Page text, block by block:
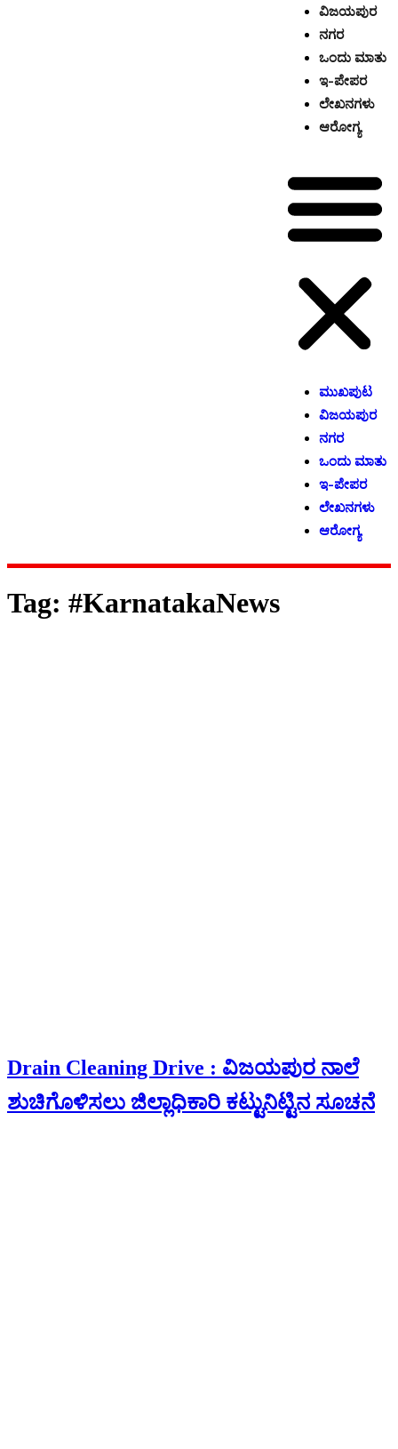
ವಿಜಯಪುರ
ನಗರ
ಒಂದು ಮಾತು
ಇ-ಪೇಪರ
ಲೇಖನಗಳು
ಆರೋಗ್ಯ
ಮುಖಪುಟ
ವಿಜಯಪುರ
ನಗರ
ಒಂದು ಮಾತು
ಇ-ಪೇಪರ
ಲೇಖನಗಳು
ಆರೋಗ್ಯ
Tag: #KarnatakaNews
Drain Cleaning Drive : ವಿಜಯಪುರ ನಾಲೆ
ಶುಚಿಗೊಳಿಸಲು ಜಿಲ್ಲಾಧಿಕಾರಿ ಕಟ್ಟುನಿಟ್ಟಿನ ಸೂಚನೆ